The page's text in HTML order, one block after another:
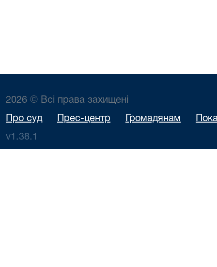
2026 © Всі права захищені
Про суд Прес-центр Громадянам
v1.38.1